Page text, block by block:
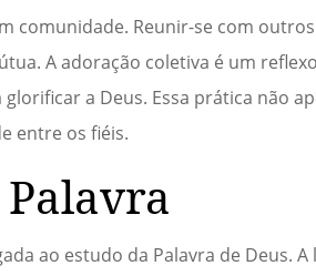
comunidade. Reunir-se com
A adoração coletiva é um
a Deus. Essa prática não
entre os fiéis.
ao estudo da Palavra de Deus.